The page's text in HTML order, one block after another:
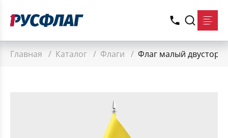
Главная / Каталог / Флаги / Флаг малый